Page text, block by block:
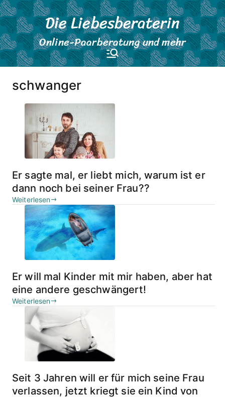
Zum
Inhalt
springen
Die Liebesberaterin
Online-Paarberatung und mehr
schwanger
Er sagte mal, er liebt mich, warum ist er
dann noch bei seiner Frau??
Weiterlesen
Er will mal Kinder mit mir haben, aber hat
eine andere geschwängert!
Weiterlesen
Seit 3 Jahren will er für mich seine Frau
verlassen, jetzt kriegt sie ein Kind von